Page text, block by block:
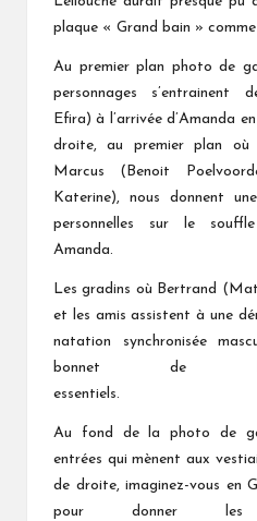
plaque « Grand bain »
Au premier plan photo de
personnages s’entrainent
Efira) à l’arrivée d’Amanda
droite, au premier plan
Marcus (Benoit
Katerine), nous donnent
personnelles sur le
Amanda.
Les gradins où Bertrand
et les amis assistent à une
natation synchronisée
bonnet de
essentiels.
Au fond de la photo de
entrées qui mènent aux
de droite, imaginez-vous en
pour donner les